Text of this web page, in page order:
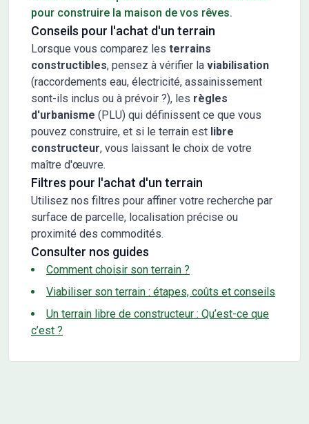
pour construire la maison de vos rêves.
Conseils pour l'achat d'un terrain
Lorsque vous comparez les terrains
constructibles, pensez à vérifier la viabilisation
(raccordements eau, électricité, assainissement
sont-ils inclus ou à prévoir ?), les règles
d'urbanisme (PLU) qui définissent ce que vous
pouvez construire, et si le terrain est libre
constructeur, vous laissant le choix de votre
maître d'œuvre.
Filtres pour l'achat d'un terrain
Utilisez nos filtres pour affiner votre recherche par
surface de parcelle, localisation précise ou
proximité des commodités.
Consulter nos guides
Comment choisir son terrain ?
Viabiliser son terrain : étapes, coûts et conseils
Un terrain libre de constructeur : Qu’est-ce que
c’est ?